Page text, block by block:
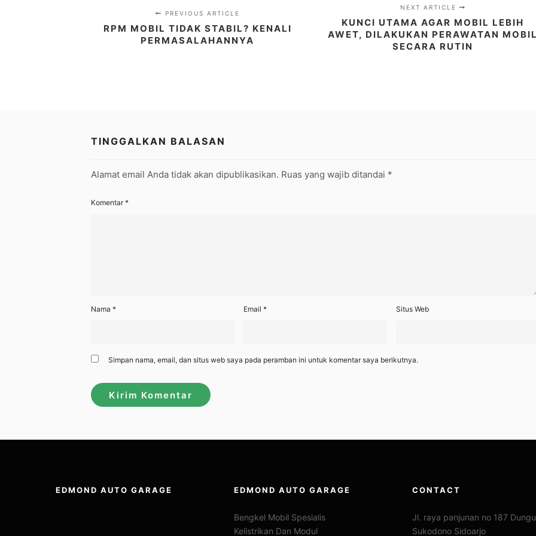
PREVIOUS ARTICLE
RPM MOBIL TIDAK STABIL? KENALI
PERMASALAHANNYA
NEXT ARTICLE
KUNCI UTAMA AGAR MOBIL LEBIH
AWET, DILAKUKAN PERAWATAN
SECARA RUTIN
TINGGALKAN BALASAN
Alamat email Anda tidak akan dipublikasikan. Ruas yang wajib ditandai *
Komentar*
Nama * Email * Situs Web
Simpan nama, email, dan situs web saya pada peramban ini untuk komentar saya berikutnya.
EDMOND AUTO GARAGE EDMOND AUTO GARAGE
Bengkel Mobil Spesialis
Kelistrikan Dan Modul
CONTACT
Jl. raya panjunan no 187
Sukodono Sidoarjo